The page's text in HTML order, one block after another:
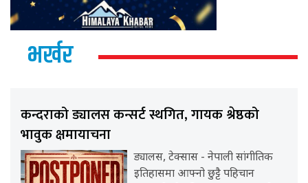
भर्खर
कन्दराको ड्यालस कन्सर्ट स्थगित, गायक श्रेष्ठको
भावुक क्षमायाचना
ड्यालस, टेक्सास - नेपाली सांगीतिक
इतिहासमा आफ्नो छुट्टै पहिचान